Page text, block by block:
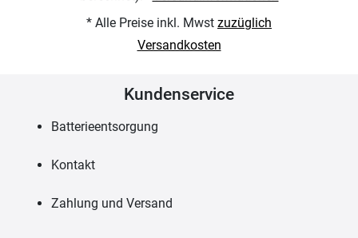
* Alle Preise inkl. Mwst zuzüglich
Versandkosten
Kundenservice
Batterieentsorgung
Kontakt
Zahlung und Versand